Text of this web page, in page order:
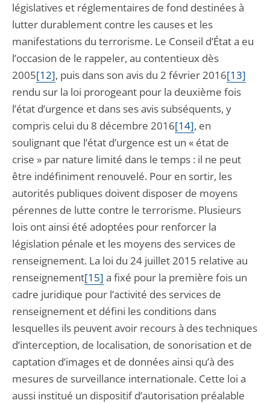
législatives et réglementaires de fond destinées à
lutter durablement contre les causes et les
manifestations du terrorisme. Le Conseil d’État a eu
l’occasion de le rappeler, au contentieux dès
2005[12], puis dans son avis du 2 février 2016[13]
rendu sur la loi prorogeant pour la deuxième fois
l’état d’urgence et dans ses avis subséquents, y
compris celui du 8 décembre 2016[14], en
soulignant que l’état d’urgence est un « état de
crise » par nature limité dans le temps : il ne peut
être indéfiniment renouvelé. Pour en sortir, les
autorités publiques doivent disposer de moyens
pérennes de lutte contre le terrorisme. Plusieurs
lois ont ainsi été adoptées pour renforcer la
législation pénale et les moyens des services de
renseignement. La loi du 24 juillet 2015 relative au
renseignement[15] a fixé pour la première fois un
cadre juridique pour l’activité des services de
renseignement et défini les conditions dans
lesquelles ils peuvent avoir recours à des techniques
d’interception, de localisation, de sonorisation et de
captation d’images et de données ainsi qu’à des
mesures de surveillance internationale. Cette loi a
aussi institué un dispositif d’autorisation préalable